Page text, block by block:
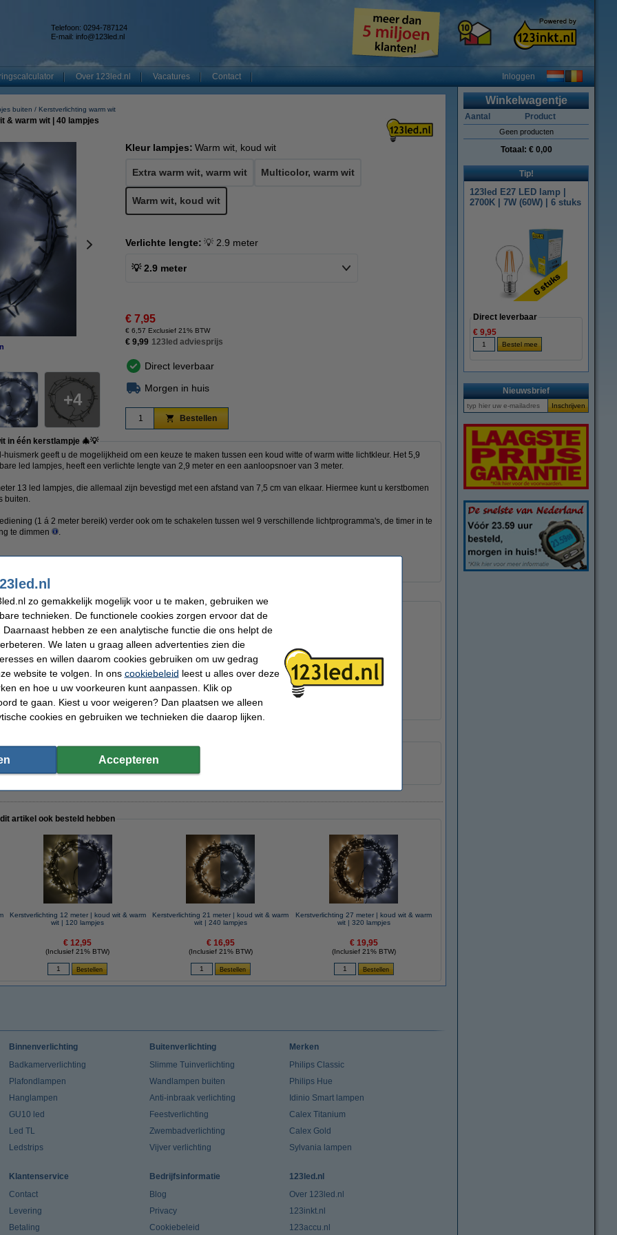
Telefoon: 0294-787124
E-mail: info@123led.nl
Over 123led.nl Vacatures Contact Inloggen
buiten Kerstverlichting warm wit
& warm wit | 40 lampjes
vergroten vergroten
4
Kleur lampjes: Warm wit, koud wit
Extra warm wit, warm wit Multicolor, warm wit
Warm wit, koud wit
Verlichte lengte: 💡 2.9 meter
💡 2.9 meter
€ 7,95
€ 6,57 Exclusief 21% BTW
€ 9,99 123led adviesprijs
Direct leverbaar
Morgen in huis
Bestellen
in één kerstlampje 🎄💡
geeft u de mogelijkheid om een keuze te maken tussen een koud witte of warm witte lichtkleur. Het 5,9
led lampjes, heeft een verlichte lengte van 2,9 meter en een aanloopsnoer van 3 meter.
13 led lampjes, die allemaal zijn bevestigd met een afstand van 7,5 cm van elkaar. Hiermee kunt u kerstbomen
buiten.
(1 á 2 meter bereik) verder ook om te schakelen tussen wel 9 verschillende lichtprogramma's, de timer in te
te dimmen
.
Timerfunctie:
Uitgangs Voltage:
Koppelbaar:
Aanloopsnoer:
3 meter
Beschermingsniveau:
IP44
Gebruik:
Binnen/buiten
Klasse:
III
Aantal lampjes:
40
Handleiding:
(8u/16u)
artikel ook besteld hebben
Kerstverlichting 12 meter | koud wit & warm
wit | 120 lampjes
€ 12,95
(Inclusief 21% BTW)
Kerstverlichting 21 meter | koud wit & warm
wit | 240 lampjes
€ 16,95
(Inclusief 21% BTW)
Kerstverlichting 27 meter | koud wit & warm
wit | 320 lampjes
€ 19,95
(Inclusief 21% BTW)
Winkelwagentje
Aantal Product
Geen producten
Totaal: € 0,00
Tip!
123led E27 LED lamp |
2700K | 7W (60W) | 6 stuks
Direct leverbaar
€ 9,95
Nieuwsbrief
Binnenverlichting
Badkamerverlichting
Plafondlampen
Hanglampen
GU10 led
Led TL
Ledstrips
Buitenverlichting
Slimme Tuinverlichting
Wandlampen buiten
Anti-inbraak verlichting
Feestverlichting
Zwembadverlichting
Vijver verlichting
Merken
Philips Classic
Philips Hue
Idinio Smart lampen
Calex Titanium
Calex Gold
Sylvania lampen
Klantenservice
Contact
Levering
Betaling
Bedrijfsinformatie
Blog
Privacy
Cookiebeleid
123led.nl
Over 123led.nl
123inkt.nl
123accu.nl
zo gemakkelijk mogelijk voor u te maken, gebruiken we
technieken. De functionele cookies zorgen ervoor dat de
hebben ze een analytische functie die ons helpt de
We laten u graag alleen advertenties zien die
en willen daarom cookies gebruiken om uw gedrag
website te volgen. In ons cookiebeleid leest u alles over deze
en hoe u uw voorkeuren kunt aanpassen. Klik op
te gaan. Kiest u voor weigeren? Dan plaatsen we alleen
cookies en gebruiken we technieken die daarop lijken.
Accepteren